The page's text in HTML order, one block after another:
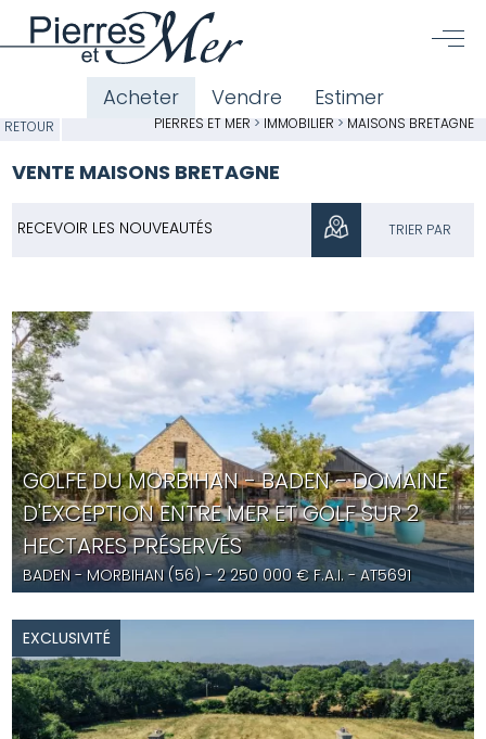
Acheter Vendre Estimer
RETOUR PIERRES ET MER > IMMOBILIER > MAISONS BRETAGNE
VENTE MAISONS BRETAGNE
TRIER PAR
RECEVOIR LES NOUVEAUTÉS
GOLFE DU MORBIHAN - BADEN - DOMAINE
D'EXCEPTION ENTRE MER ET GOLF SUR 2
HECTARES PRÉSERVÉS
BADEN - MORBIHAN (56) -2 250 000€ F.A.I.- AT5691
EXCLUSIVITÉ